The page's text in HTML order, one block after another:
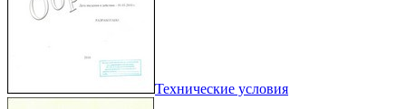
Технические условия